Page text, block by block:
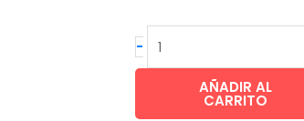
-
Camuflaje
AÑADIR AL
CARRITO